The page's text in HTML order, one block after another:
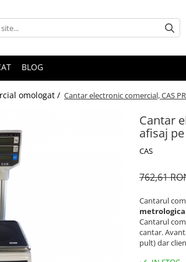
BLOG
omologat / Cantar electronic comercial, CAS
Cantar
afisaj
CAS
762,61
Cantarul
metrologica
Cantarul
cantar.
pult) dar